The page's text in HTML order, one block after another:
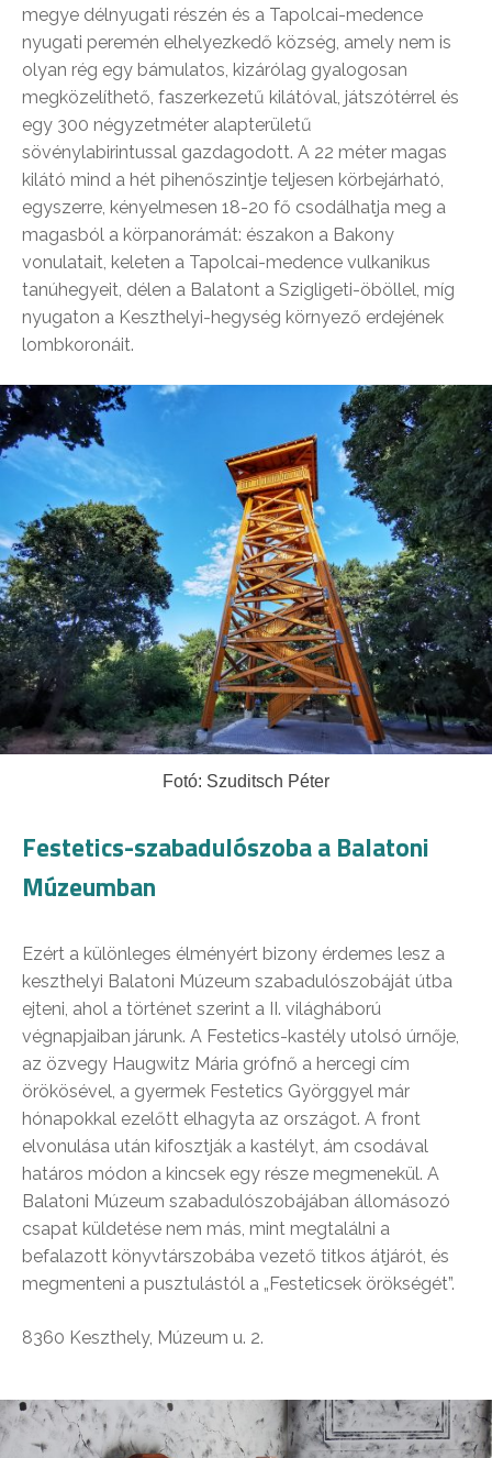
megye délnyugati részén és a Tapolcai-medence
nyugati peremén elhelyezkedő község, amely nem is
olyan rég egy bámulatos, kizárólag gyalogosan
megközelíthető, faszerkezetű kilátóval, játszótérrel és
egy 300 négyzetméter alapterületű
sövénylabirintussal gazdagodott. A 22 méter magas
kilátó mind a hét pihenőszintje teljesen körbejárható,
egyszerre, kényelmesen 18-20 fő csodálhatja meg a
magasból a körpanorámát: északon a Bakony
vonulatait, keleten a Tapolcai-medence vulkanikus
tanúhegyeit, délen a Balatont a Szigligeti-öböllel, míg
nyugaton a Keszthelyi-hegység környező erdejének
lombkoronáit.
Fotó: Szuditsch Péter
Festetics-szabadulószoba a Balatoni
Múzeumban
Ezért a különleges élményért bizony érdemes lesz a
keszthelyi Balatoni Múzeum szabadulószobáját útba
ejteni, ahol a történet szerint a II. világháború
végnapjaiban járunk. A Festetics-kastély utolsó úrnője,
az özvegy Haugwitz Mária grófnő a hercegi cím
örökösével, a gyermek Festetics Györggyel már
hónapokkal ezelőtt elhagyta az országot. A front
elvonulása után kifosztják a kastélyt, ám csodával
határos módon a kincsek egy része megmenekül. A
Balatoni Múzeum szabadulószobájában állomásozó
csapat küldetése nem más, mint megtalálni a
befalazott könyvtárszobába vezető titkos átjárót, és
megmenteni a pusztulástól a „Festeticsek örökségét”.
8360 Keszthely, Múzeum u. 2.